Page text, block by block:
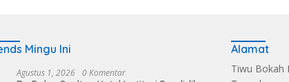
Mingu Ini
Agustus 1, 2026 0 Komentar
Alamat
Tiwu Bokah